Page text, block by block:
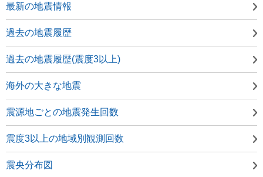
最新の地震情報
過去の地震履歴
過去の地震履歴(震度3以上)
海外の大きな地震
震源地ごとの地震発生回数
震度3以上の地域別観測回数
震央分布図